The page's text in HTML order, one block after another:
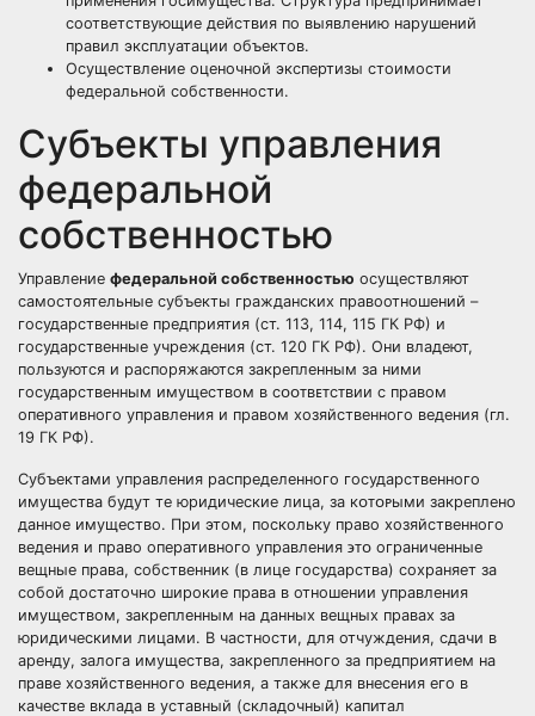
соответствующие действия по выявлению нарушений
правил эксплуатации объектов.
Осуществление оценочной экспертизы стоимости
федеральной собственности.
Субъекты управления
федеральной
собственностью
Управление федеральной собственностью осуществляют
самостоятельные субъекты гражданских правоотношений –
государственные предприятия (ст. 113, 114, 115 ГК РФ) и
государственные учреждения (ст. 120 ГК РФ). Они владеют,
пользуются и распоряжаются закрепленным за ними
государственным имуществом в ϲᴏᴏᴛʙᴇᴛϲᴛʙии с правом
оперативного управления и правом хозяйственного ведения (гл.
19 ГК РФ).
Субъектами управления распределенного государственного
имущества будут те юридические лица, за кᴏᴛᴏᴩыми закреплено
данное имущество. При этом, поскольку право хозяйственного
ведения и право оперативного управления ϶ᴛᴏ ограниченные
вещные права, собственник (в лице государства) сохраняет за
собой достаточно широкие права в отношении управления
имуществом, закрепленным на данных вещных правах за
юридическими лицами. В частности, для отчуждения, сдачи в
аренду, залога имущества, закрепленного за предприятием на
праве хозяйственного ведения, а также для внесения его в
качестве вклада в уставный (складочный) капитал